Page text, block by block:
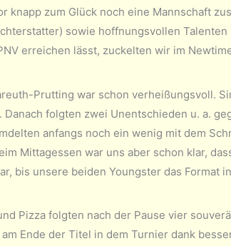
knapp zum Glück noch eine Mannschaft
sowie hoffnungsvollen Talenten
erreichen lässt, zuckelten wir im
Prutting war schon verheißungsvoll.
folgten zwei Unentschieden u. a.
anfangs noch ein wenig mit dem
Mittagessen war uns aber schon klar,
bis unsere beiden Youngster das Format
Pizza folgten nach der Pause vier
Ende der Titel in dem Turnier dank